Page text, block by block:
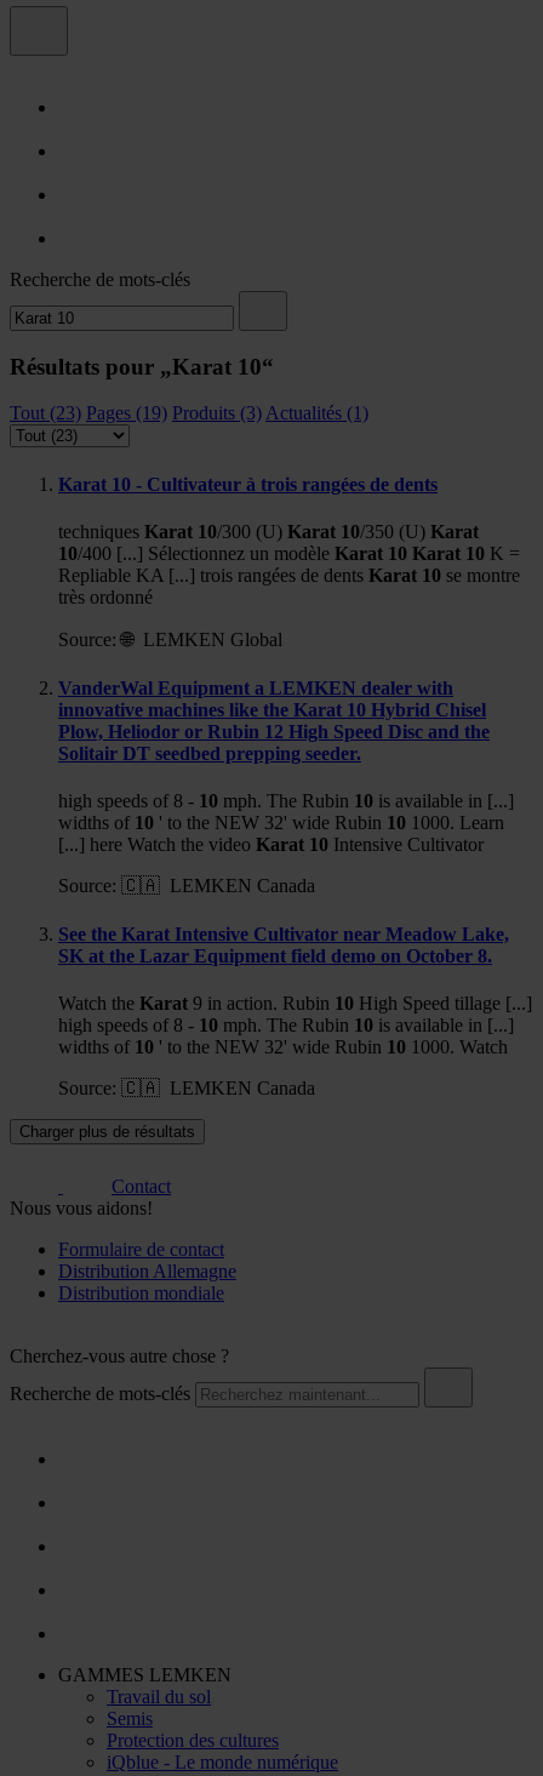
Recherche de mots-clés
Résultats pour „Karat 10“
Tout (23) Pages (19) Produits (3) Actualités (1)
Karat 10 - Cultivateur à trois rangées de dents
techniques Karat 10/300 (U) Karat 10/350 (U) Karat
10/400 [...] Sélectionnez un modèle Karat 10 Karat 10 K =
Repliable KA [...] trois rangées de dents Karat 10 se montre
très ordonné
Source: 🌐 LEMKEN Global
VanderWal Equipment a LEMKEN dealer with
innovative machines like the Karat 10 Hybrid Chisel
Plow, Heliodor or Rubin 12 High Speed Disc and the
Solitair DT seedbed prepping seeder.
high speeds of 8 - 10 mph. The Rubin 10 is available in [...]
widths of 10 ' to the NEW 32' wide Rubin 10 1000. Learn
[...] here Watch the video Karat 10 Intensive Cultivator
Source: 🇨🇦 LEMKEN Canada
See the Karat Intensive Cultivator near Meadow Lake,
SK at the Lazar Equipment field demo on October 8.
Watch the Karat 9 in action. Rubin 10 High Speed tillage [...]
high speeds of 8 - 10 mph. The Rubin 10 is available in [...]
widths of 10 ' to the NEW 32' wide Rubin 10 1000. Watch
Source: 🇨🇦 LEMKEN Canada
Charger plus de résultats
Contact
Nous vous aidons!
Formulaire de contact
Distribution Allemagne
Distribution mondiale
Cherchez-vous autre chose ?
Recherche de mots-clés
GAMMES LEMKEN
Travail du sol
Semis
Protection des cultures
iQblue - Le monde numérique